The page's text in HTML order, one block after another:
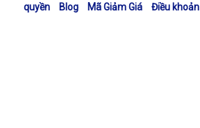
quyền
Blog Mã Giảm Giá Điều khoản